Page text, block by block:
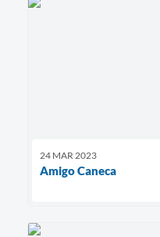
24 MAR 2023
Amigo Caneca